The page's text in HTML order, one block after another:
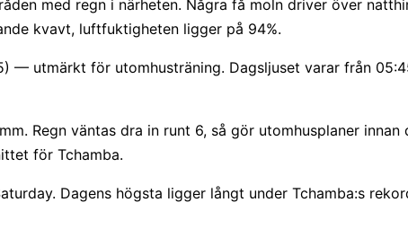
med regn i närheten. Några få moln driver över
kvavt, luftfuktigheten ligger på 94%.
— utmärkt för utomhusträning. Dagsljuset varar från
Regn väntas dra in runt 6, så gör utomhusplaner innan
för Tchamba.
Dagens högsta ligger långt under Tchamba:s